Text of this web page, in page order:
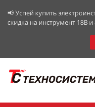
📢 Успей купить
скидка на инструмент 18В и